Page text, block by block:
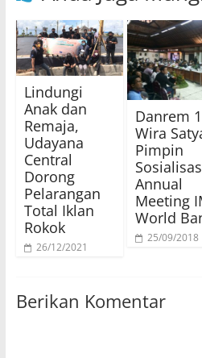
Lindungi
Anak dan
Remaja,
Udayana
Central
Dorong
Pelarangan
Total Iklan
Rokok
26/12/2021
Danrem
Wira
Pimpin
Annual
Meeting
World
25/09/2018
Berikan Komentar